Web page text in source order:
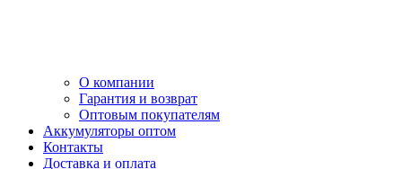
О компании
Гарантия и возврат
Оптовым покупателям
Аккумуляторы оптом
Контакты
Доставка и оплата